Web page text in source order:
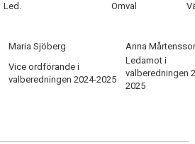
Led. Omval
Maria Sjöberg
Anna
Vice ordförande i
valberedningen 2024-2025
Ledamot i
valberedningen
2025